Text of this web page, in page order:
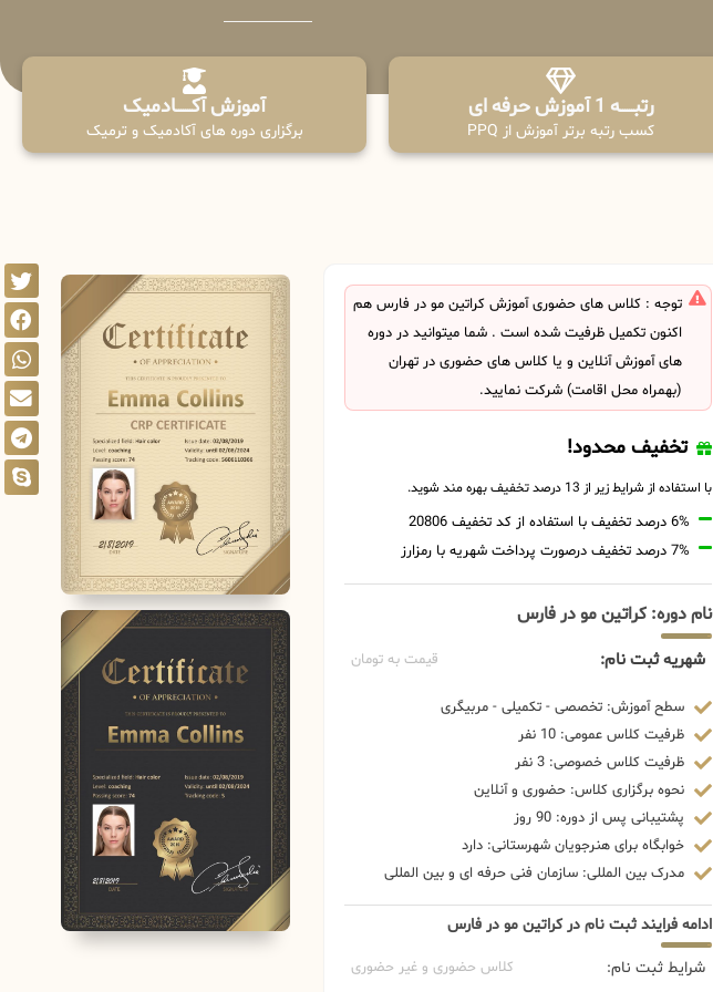
رتبــــــه 1 آموزش حرفه ای
کسب رتبه برتر آموزش از PPQ
آموزش آکـــــــادمیک
برگزاری دوره های آکادمیک و ترمیک
توجه : کلاس های حضوری آموزش کراتین مو در فارس هم
اکنون تکمیل ظرفیت شده است . شما میتوانید در دوره
های آموزش آنلاین و یا کلاس های حضوری در تهران
(بهمراه محل اقامت) شرکت نمایید.
تخفیف محدود!
با استفاده از شرایط زیر از 13 درصد تخفیف بهره مند شوید.
6% درصد تخفیف با استفاده از کد تخفیف 20806
7% درصد تخفیف درصورت پرداخت شهریه با رمزارز
نام دوره: کراتین مو در فارس
شهریه ثبت نام: قیمت به تومان
سطح آموزش: تخصصی - تکمیلی - مربیگری
ظرفیت کلاس عمومی: 10 نفر
ظرفیت کلاس خصوصی: 3 نفر
نحوه برگزاری کلاس: حضوری و آنلاین
پشتیبانی پس از دوره: 90 روز
خوابگاه برای هنرجویان شهرستانی: دارد
مدرک بین المللی: سازمان فنی حرفه ای و بین المللی
ادامه فرایند ثبت نام در کراتین مو در فارس
شرایط ثبت نام: کلاس حضوری و غیر حضوری